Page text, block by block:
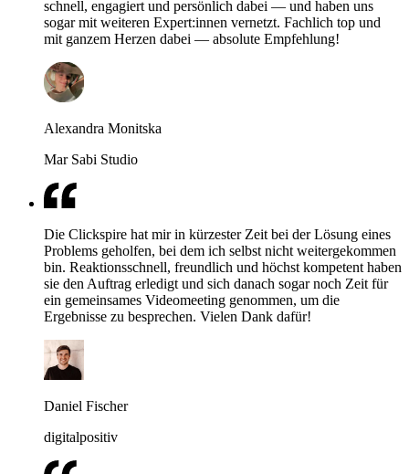
schnell, engagiert und persönlich dabei — und haben uns
sogar mit weiteren Expert:innen vernetzt. Fachlich top und
mit ganzem Herzen dabei — absolute Empfehlung!
Alexandra Monitska
Mar Sabi Studio
Die Clickspire hat mir in kürzester Zeit bei der Lösung eines
Problems geholfen, bei dem ich selbst nicht weitergekommen
bin. Reaktionsschnell, freundlich und höchst kompetent haben
sie den Auftrag erledigt und sich danach sogar noch Zeit für
ein gemeinsames Videomeeting genommen, um die
Ergebnisse zu besprechen. Vielen Dank dafür!
Daniel Fischer
digitalpositiv